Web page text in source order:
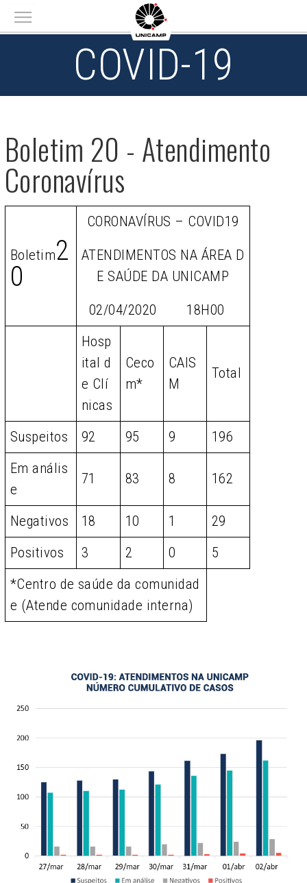
Main menu
COVID-19
Boletim 20 - Atendimento
Coronavírus
Boletim2
0
CORONAVÍRUS – COVID19
ATENDIMENTOS NA ÁREA D
E SAÚDE DA UNICAMP
02/04/2020 18H00
Hosp
ital d
e Clí
nicas
Ceco
m*
CAIS
M
Total
Suspeitos 92 95 9
196
Em anális
e
71 83 8 162
Negativos 18 10 1
29
Positivos
3 2 0
5
*Centro de saúde da comunidad
e (Atende comunidade interna)